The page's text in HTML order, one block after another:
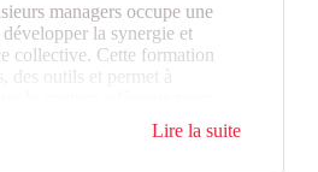
managers occupe une
la synergie et
collective. Cette formation
des outils et permet à
auprès de ses managers
Lire la suite